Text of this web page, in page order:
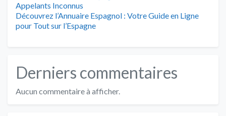
Appelants Inconnus
Découvrez l’Annuaire Espagnol : Votre Guide en Ligne
pour Tout sur l’Espagne
Derniers commentaires
Aucun commentaire à afficher.